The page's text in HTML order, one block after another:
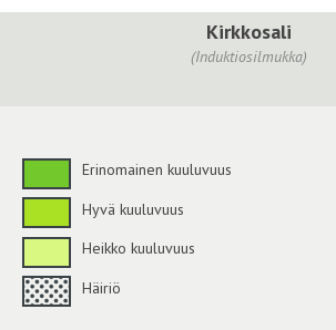
Kirkkosali
(Induktiosilmukka)
Erinomainen kuuluvuus
Hyvä kuuluvuus
Heikko kuuluvuus
Häiriö